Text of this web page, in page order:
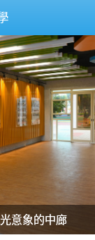
的來源
的來源
意象的中廊
意象的中廊